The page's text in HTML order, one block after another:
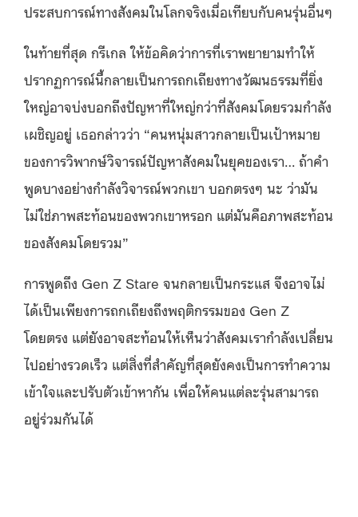
ประสบการณ์ทางสังคมในโลกจริงเมื่อเทียบกับคนรุ่นอื่นๆ
ในท้ายที่สุด กรีเกล ให้ข้อคิดว่าการที่เราพยายามทำให้
ปรากฏการณ์นี้กลายเป็นการถกเถียงทางวัฒนธรรมที่ยิ่ง
ใหญ่อาจบ่งบอกถึงปัญหาที่ใหญ่กว่าที่สังคมโดยรวมกำลัง
เผชิญอยู่ เธอกล่าวว่า “คนหนุ่มสาวกลายเป็นเป้าหมาย
ของการวิพากษ์วิจารณ์ปัญหาสังคมในยุคของเรา… ถ้าคำ
พูดบางอย่างกำลังวิจารณ์พวกเขา บอกตรงๆ นะ ว่ามัน
ไม่ใช่ภาพสะท้อนของพวกเขาหรอก แต่มันคือภาพสะท้อน
ของสังคมโดยรวม”
การพูดถึง Gen Z Stare จนกลายเป็นกระแส จึงอาจไม่
ได้เป็นเพียงการถกเถียงถึงพฤติกรรมของ Gen Z
โดยตรง แต่ยังอาจสะท้อนให้เห็นว่าสังคมเรากำลังเปลี่ยน
ไปอย่างรวดเร็ว แต่สิ่งที่สำคัญที่สุดยังคงเป็นการทำความ
เข้าใจและปรับตัวเข้าหากัน เพื่อให้คนแต่ละรุ่นสามารถ
อยู่ร่วมกันได้